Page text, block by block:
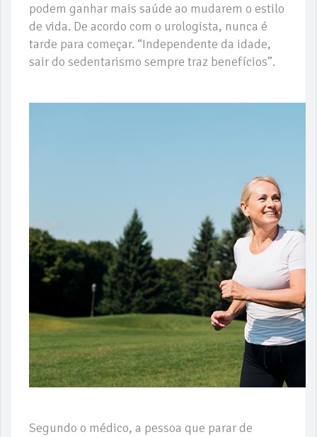
podem ganhar mais saúde ao mudarem o estilo
de vida. De acordo com o urologista, nunca é
tarde para começar. “Independente da idade,
sair do sedentarismo sempre traz benefícios”.
Segundo o médico, a pessoa que parar de